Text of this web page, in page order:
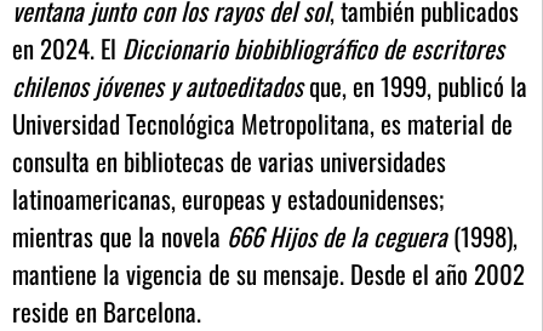
ventana junto con los rayos del sol, también publicados
en 2024. El Diccionario biobibliográfico de escritores
chilenos jóvenes y autoeditadosque, en 1999, publicó la
Universidad Tecnológica Metropolitana, es material de
consulta en bibliotecas de varias universidades
latinoamericanas, europeas y estadounidenses;
mientras que la novela 666 Hijos de la ceguera(1998),
mantiene la vigencia de su mensaje. Desde el año 2002
reside en Barcelona.